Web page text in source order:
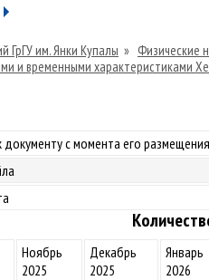
ГрГУ им. Янки Купалы » Физические
и временными характеристиками
с момента его
Ноябрь
2025
Декабрь
2025
Январь
2026